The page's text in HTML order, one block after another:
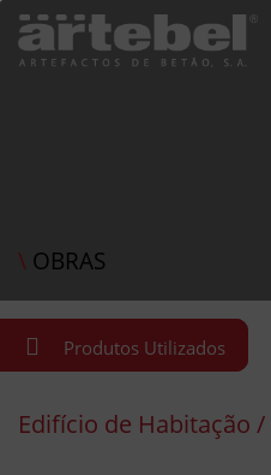
\ OBRAS
Produtos Utilizados
Edifício de Habitação /